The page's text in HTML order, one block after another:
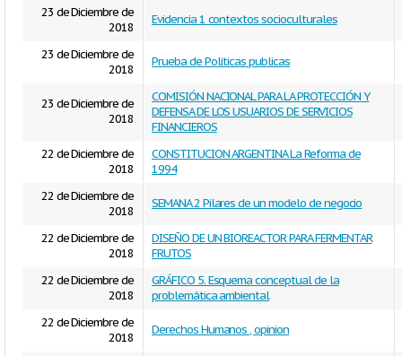
23 de Diciembre de
2018
Evidencia 1 contextos socioculturales
23 de Diciembre de
2018
Prueba de Políticas publicas
23 de Diciembre de
2018
COMISIÓN NACIONAL PARA LA PROTECCIÓN Y
DEFENSA DE LOS USUARIOS DE SERVICIOS
FINANCIEROS
22 de Diciembre de
2018
CONSTITUCION ARGENTINA La Reforma de
1994
22 de Diciembre de
2018
SEMANA 2 Pilares de un modelo de negocio
22 de Diciembre de
2018
DISEÑO DE UN BIOREACTOR PARA FERMENTAR
FRUTOS
22 de Diciembre de
2018
GRÁFICO 5. Esquema conceptual de la
problemática ambiental
22 de Diciembre de
2018
Derechos Humanos , opinion